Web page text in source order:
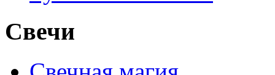
Свечи